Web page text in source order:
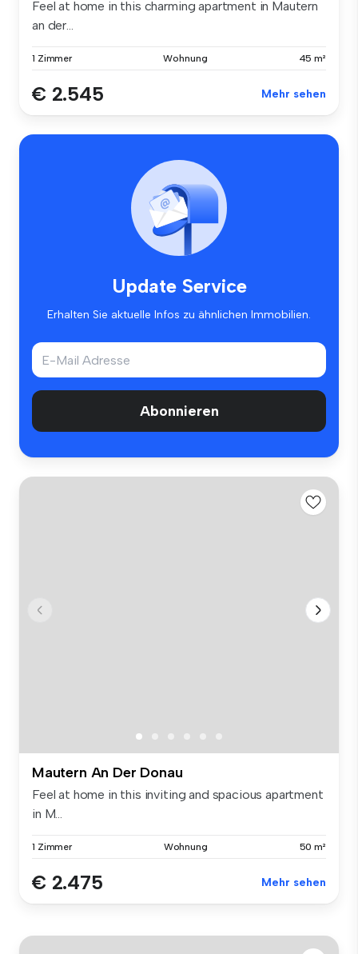
Feel at home in this charming apartment in Mautern
an der...
1 Zimmer Wohnung 45 m²
€ 2.545 Mehr sehen
Update Service
Erhalten Sie aktuelle Infos zu ähnlichen Immobilien.
Abonnieren
Mautern An Der Donau
Feel at home in this inviting and spacious apartment
in M...
1 Zimmer Wohnung 50 m²
€ 2.475 Mehr sehen